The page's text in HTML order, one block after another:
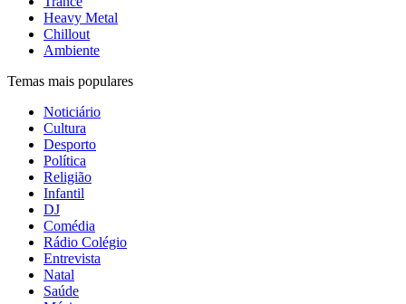
Heavy Metal
Chillout
Ambiente
Temas mais populares
Noticiário
Cultura
Desporto
Política
Religião
Infantil
DJ
Comédia
Rádio Colégio
Entrevista
Natal
Saúde